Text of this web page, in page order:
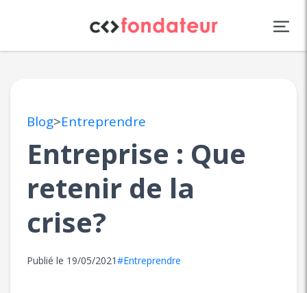
Blog>Entreprendre
Entreprise : Que
retenir de la
crise?
Publié le 19/05/2021#Entreprendre